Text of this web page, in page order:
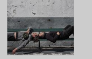
MAIS INFO
COMPRAR